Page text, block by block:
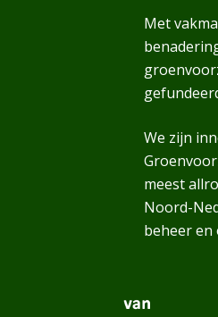
Met
We zijn
meest
Noord-
beheer